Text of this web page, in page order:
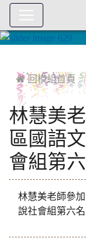
 回模組首頁
林慧美
區國語
會組第
林慧美老師參
說社會組第六名